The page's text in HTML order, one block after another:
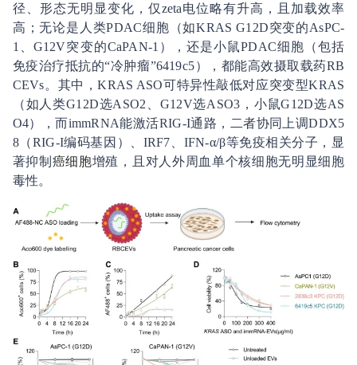
径、形态无明显变化，仅zeta电位略有升高，且加载效率
高；无论是人类PDAC细胞（如KRAS G12D突变的AsPC-
1、G12V突变的CaPAN-1），还是小鼠PDAC细胞（包括
免疫治疗抵抗的“冷肿瘤”6419c5），都能高效摄取载药RB
CEVs。其中，KRAS ASO可特异性敲低对应突变型KRAS
（如人类G12D选ASO2、G12V选ASO3，小鼠G12D选AS
O4），而immRNA能激活RIG-I通路，二者协同上调DDX5
8（RIG-I编码基因）、IRF7、IFN-α/β等免疫相关分子，显
著抑制 癌细胞增殖，且对人外周血单个核细胞无明显细胞
毒性。